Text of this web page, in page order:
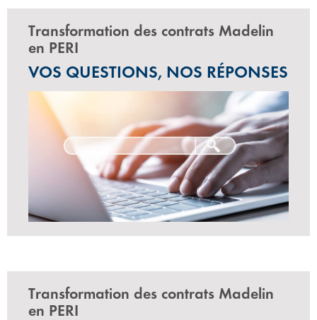
Transformation des contrats Madelin
en PERI
VOS QUESTIONS, NOS RÉPONSES
Transformation des contrats Madelin
en PERI